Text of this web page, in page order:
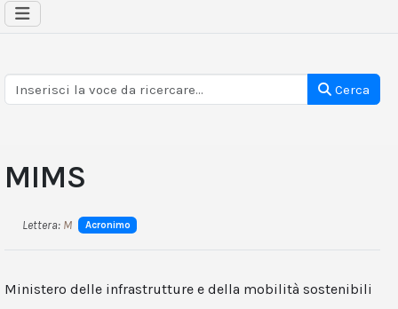
Cerca
MIMS
Lettera: M Acronimo
Ministero delle infrastrutture e della mobilità sostenibili